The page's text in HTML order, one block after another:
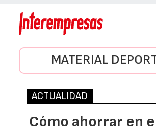
MATERIAL
ACTUALIDAD
Cómo ahorrar en